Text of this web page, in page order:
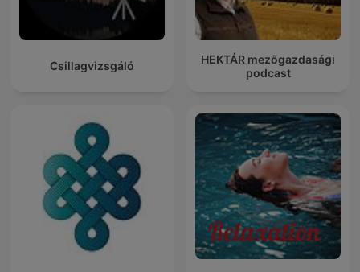
Csillagvizsgáló
HEKTÁR mezőgazdasági
podcast